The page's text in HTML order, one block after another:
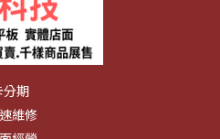
期
維修